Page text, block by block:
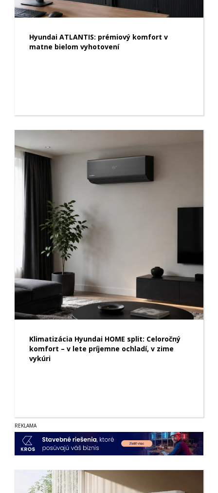
Hyundai ATLANTIS: prémiový komfort v
matne bielom vyhotovení
Klimatizácia Hyundai HOME split: Celoročný
komfort – v lete príjemne ochladí, v zime
vykúri
REKLAMA